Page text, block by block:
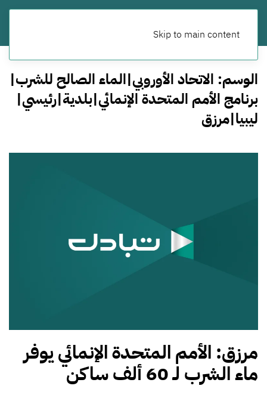
Skip to main content
الوسم: الاتحاد الأوروبي|الماء الصالح للشرب|
برنامج الأمم المتحدة الإنمائي|بلدية|رئيسي|
ليبيا|مرزق
مرزق: الأمم المتحدة الإنمائي يوفر
ماء الشرب لـ 60 ألف ساكن